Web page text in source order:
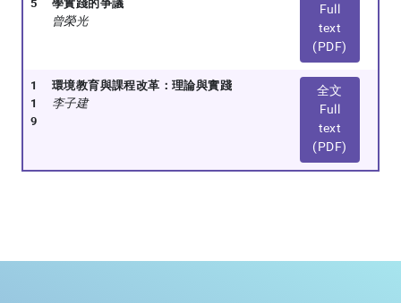
5
學實踐的爭議
曾榮光
Full
text
(PDF)
1
1
9
環境教育與課程改革：理論與實踐
李子建
全文
Full
text
(PDF)